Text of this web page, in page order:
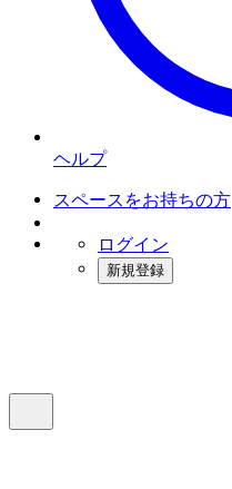
ヘルプ
スペースをお持ちの方
ログイン
新規登録